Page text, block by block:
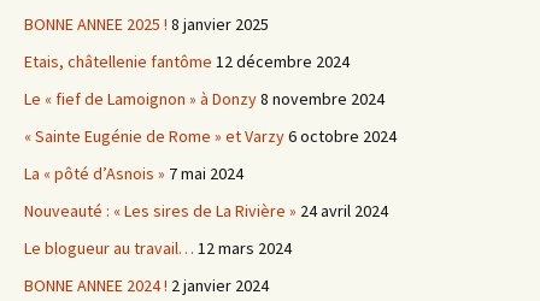
BONNE ANNEE 2025 ! 8 janvier 2025
Etais, châtellenie fantôme 12 décembre 2024
Le « fief de Lamoignon » à Donzy8 novembre 2024
« Sainte Eugénie de Rome » et Varzy6 octobre 2024
La « pôté d’Asnois » 7 mai 2024
Nouveauté : « Les sires de La Rivière » 24 avril 2024
Le blogueur au travail… 12 mars 2024
BONNE ANNEE 2024 ! 2 janvier 2024